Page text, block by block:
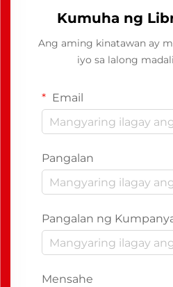
Kumuha ng
Ang aming kinatawan ay
iyo sa lalong
Email
Pangalan
Pangalan ng
Mensahe